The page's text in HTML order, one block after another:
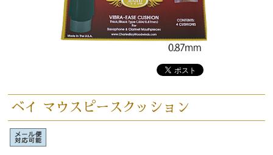
ベイ マウスピースクッション
お手入れ方法
選定者のご紹介